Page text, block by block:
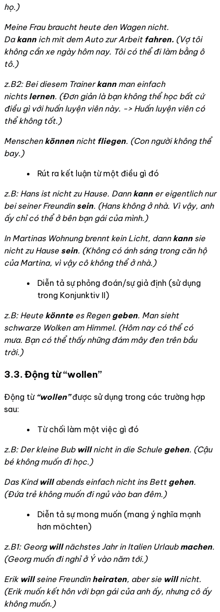
họ.)
Meine Frau braucht heute den Wagen nicht.
Dakannich mit dem Auto zur Arbeit fahren. (Vợ tôi
không cần xe ngày hôm nay. Tôi có thể đi làm bằng ô
tô.)
z.B2: Bei diesem Trainerkannman einfach
nichts lernen. (Đơn giản là bạn không thể học bất cứ
điều gì với huấn luyện viên này. -> Huấn luyện viên có
thể không tốt.)
Menschen könnennicht fliegen. (Con người không thể
bay. )
Rút ra kết luận từ một điều gì đó
z.B: Hans ist nicht zu Hause. Dann kanner eigentlich nur
bei seiner Freundin sein. (Hans không ở nhà. Vì vậy, anh
ấy chỉ có thể ở bên bạn gái của mình.)
In Martinas Wohnung brennt kein Licht, dann kannsie
nicht zu Hause sein. (Không có ánh sáng trong căn hộ
của Martina, vì vậy cô không thể ở nhà.)
Diễn tả sự phỏng đoán/sự giả định (sử dụng
trong Konjunktiv II)
z.B: Heute könntees Regen geben. Man sieht
schwarze Wolken am Himmel. (Hôm nay có thể có
mưa. Bạn có thể thấy những đám mây đen trên bầu
trời.)
3.3. Động từ “wollen”
Động từ“wollen”được sử dụng trong các trường hợp
sau:
Từ chối làm một việc gì đó
z.B: Der kleine Bub willnicht in die Schule gehen. (Cậu
bé không muốn đi học.)
Das Kind willabends einfach nicht ins Bett gehen.
(Đứa trẻ không muốn đi ngủ vào ban đêm.)
Diễn tả sự mong muốn (mang ý nghĩa mạnh
hơn möchten)
z.B1: Georg willnächstes Jahr in Italien Urlaub machen.
(Georg muốn đi nghỉ ở Ý vào năm tới.)
Erik willseine Freundin heiraten, aber sie willnicht.
(Erik muốn kết hôn với bạn gái của anh ấy, nhưng cô ấy
không muốn.)